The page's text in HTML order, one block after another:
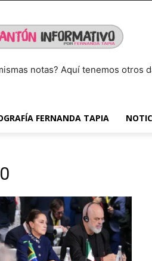
notas? Aquí tenemos otros
FERNANDA TAPIA